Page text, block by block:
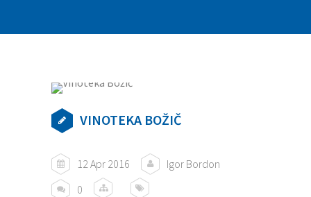
VINOTEKA BOŽIČ
12 Apr 2016
Igor Bordon
0